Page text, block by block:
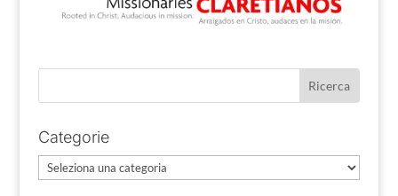
Categorie
Categorie